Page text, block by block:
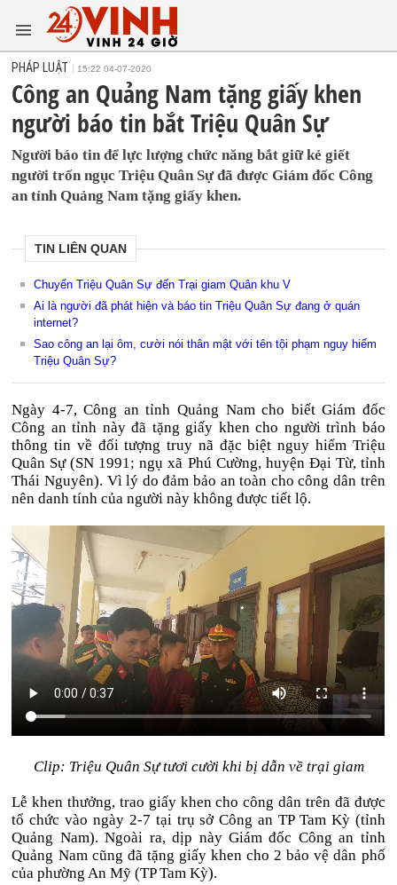
PHÁP LUẬT 15:22 04-07-2020
Công an Quảng Nam tặng giấy khen
người báo tin bắt Triệu Quân Sự
Người báo tin để lực lượng chức năng bắt giữ kẻ giết
người trốn ngục Triệu Quân Sự đã được Giám đốc Công
an tỉnh Quảng Nam tặng giấy khen.
TIN LIÊN QUAN
Chuyển Triệu Quân Sự đến Trại giam Quân khu V
Ai là người đã phát hiện và báo tin Triệu Quân Sự đang ở quán
internet?
Sao công an lại ôm, cười nói thân mật với tên tội phạm nguy hiểm
Triệu Quân Sự?
Ngày 4-7, Công an tỉnh Quảng Nam cho biết Giám đốc
Công an tỉnh này đã tặng giấy khen cho người trình báo
thông tin về đối tượng truy nã đặc biệt nguy hiểm Triệu
Quân Sự (SN 1991; ngụ xã Phú Cường, huyện Đại Từ, tỉnh
Thái Nguyên). Vì lý do đảm bảo an toàn cho công dân trên
nên danh tính của người này không được tiết lộ.
Clip: Triệu Quân Sự tươi cười khi bị dẫn về trại giam
Lễ khen thưởng, trao giấy khen cho công dân trên đã được
tổ chức vào ngày 2-7 tại trụ sở Công an TP Tam Kỳ (tỉnh
Quảng Nam). Ngoài ra, dịp này Giám đốc Công an tỉnh
Quảng Nam cũng đã tặng giấy khen cho 2 bảo vệ dân phố
của phường An Mỹ (TP Tam Kỳ).